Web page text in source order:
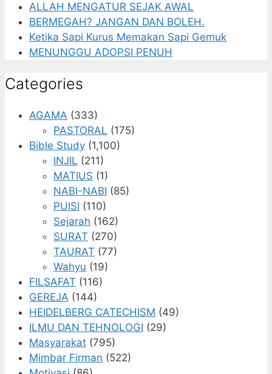
ALLAH MENGATUR SEJAK AWAL
BERMEGAH? JANGAN DAN BOLEH.
Ketika Sapi Kurus Memakan Sapi Gemuk
MENUNGGU ADOPSI PENUH
Categories
AGAMA (333)
PASTORAL (175)
Bible Study (1,100)
INJIL (211)
MATIUS (1)
NABI-NABI (85)
PUISI (110)
Sejarah (162)
SURAT (270)
TAURAT (77)
Wahyu (19)
FILSAFAT (116)
GEREJA (144)
HEIDELBERG CATECHISM (49)
ILMU DAN TEHNOLOGI (29)
Masyarakat (795)
Mimbar Firman (522)